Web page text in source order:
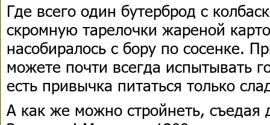
Где всего один бутерброд с
скромную тарелочки жареной
насобиралось с бору по сосенке.
можете почти всегда испытывать
есть привычка питаться только
А как же можно стройнеть, съедая